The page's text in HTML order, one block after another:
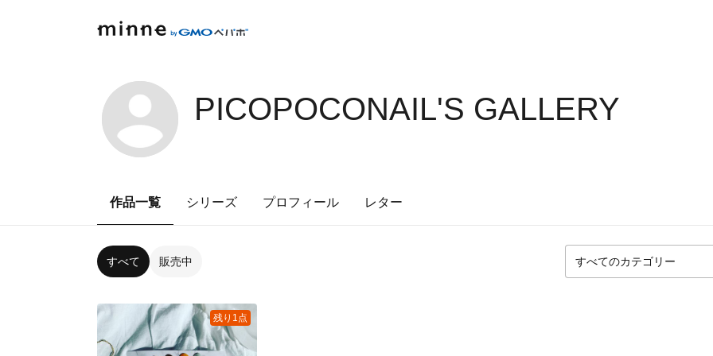
PICOPOCONAIL'S GALLERY
作品一覧 シリーズ プロフィール レター
すべて 販売中
残り1点